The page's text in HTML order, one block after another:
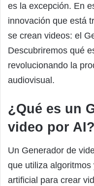
es la excepción. En
innovación que está
se crean videos: el
Descubriremos qué
revolucionando la
audiovisual.
¿Qué es un
video por AI?
Un Generador de
que utiliza
artificial para crear